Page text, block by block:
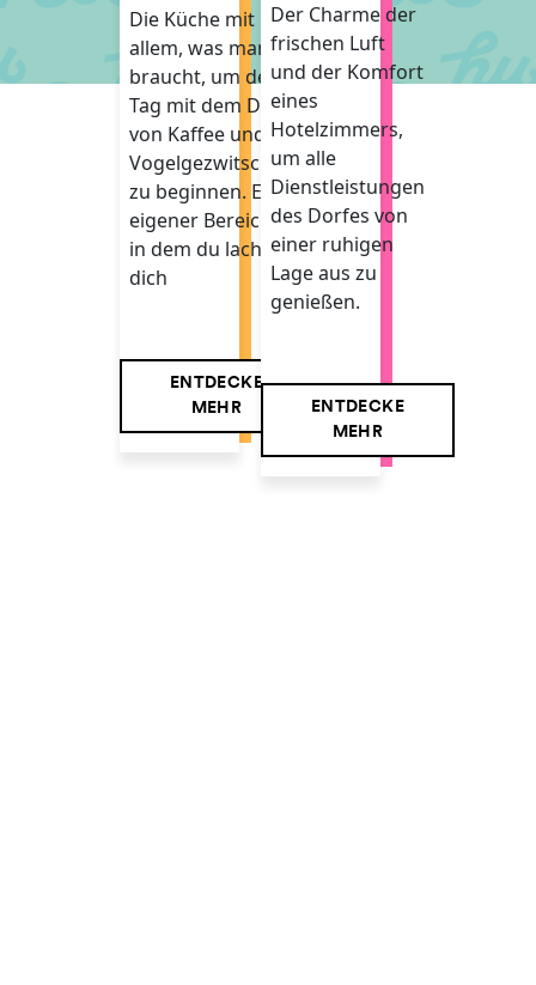
Die Küche mit
allem, was man
braucht, um den
Tag mit dem Duft
von Kaffee und
Vogelgezwitscher
zu beginnen. Ein
eigener Bereich,
in dem du lachen,
dich
ENTDECKE
MEHR
Der Charme der
frischen Luft
und der Komfort
eines
Hotelzimmers,
um alle
Dienstleistungen
des Dorfes von
einer ruhigen
Lage aus zu
genießen.
ENTDECKE
MEHR